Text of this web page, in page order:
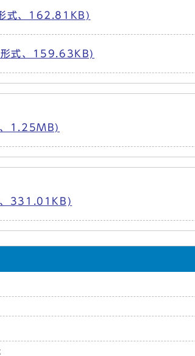
式、162.81KB)
形式、159.63KB)
、1.25MB)
、331.01KB)